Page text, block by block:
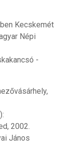
Kecskemét
Népi
-
2002.
János